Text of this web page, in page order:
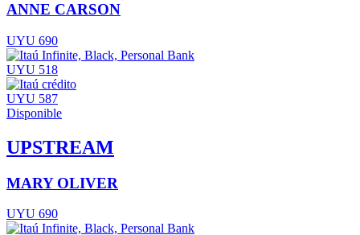
ANNE CARSON
UYU 690
UYU 518
UYU 587
Disponible
UPSTREAM
MARY OLIVER
UYU 690